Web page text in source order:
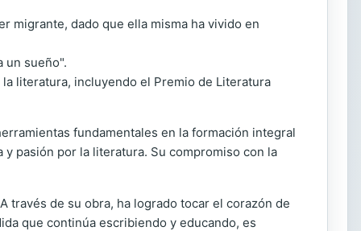
migrante, dado que ella misma ha vivido en
un sueño".
literatura, incluyendo el Premio de Literatura
fundamentales en la formación integral
pasión por la literatura. Su compromiso con la
través de su obra, ha logrado tocar el corazón de
que continúa escribiendo y educando, es